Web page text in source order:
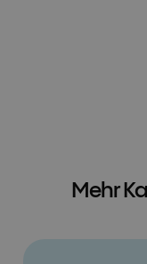
Mehr